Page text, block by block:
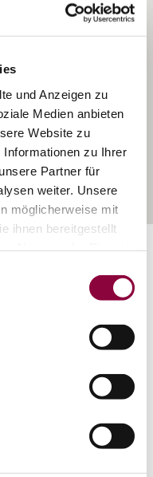
und Anzeigen zu
Medien anbieten
Website zu
zu Ihrer
Partner für
weiter. Unsere
möglicherweise mit
ihnen bereitgestellt